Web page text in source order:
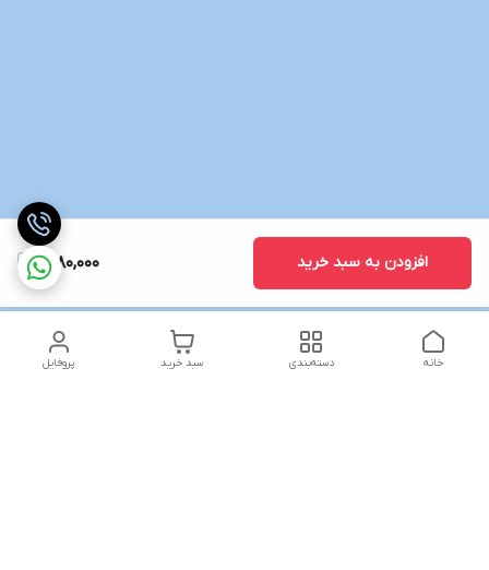
1,680,000 افزودن به سبد خرید
پروفایل سبد خرید دسته‌بندی خانه